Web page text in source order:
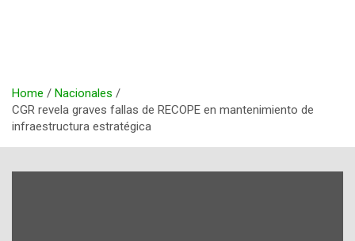
Home
Nacionales
CGR revela graves fallas de RECOPE en mantenimiento de
infraestructura estratégica